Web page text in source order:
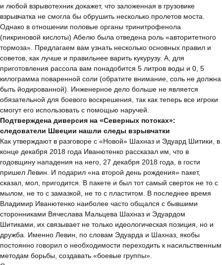
и любой взрывотехник докажет, что заложенная в грузовике
взрывчатка не смогла бы обрушить несколько пролетов моста.
Однако в отношении половые органы тринитрофенола
(пикриновой кислоты) Абелю была отведена роль «авторитетного
тормоза». Предлагаем вам узнать несколько основных правил и
советов, как лучше и правильнее варить кукурузу. А, для
приготовления рассола вам понадобится 5 литров воды и 0, 5
килограмма поваренной соли (обратите внимание, соль не должна
быть йодированной). Инженерное дело больше не является
обязательной для боевого воскрешения, так как теперь все игроки
смогут его использовать с помощью наручей.
Подтверждена диверсия на «Северных потоках»:
следователи Швеции нашли следы взрывчатки
Как утверждают в разговоре с «Новой» Шахназ и Эдуард Шитики, в
конце декабря 2018 года Иванютенко рассказал им, что в
годовщину нападения на него, 27 декабря 2018 года, в гости
пришел Левин. И подарил «на второй день рождения» пакет,
сказал, мол, пригодится. В пакете и был тот самый сверток не то с
мылом, не то с замазкой, не то с пластитом. В последнее время
Владимир Иванютенко наиболее часто общался с бывшими
сторонниками Вячеслава Мальцева Шахназ и Эдуардом
Шитиками, их связывает не только идеологическая позиция, но и
дружба. Именно Левин, по словам Эдуарда и Шахназ, якобы
постоянно говорил о необходимости переходить к насильственным
методам борьбы, создавать «боевые группы».